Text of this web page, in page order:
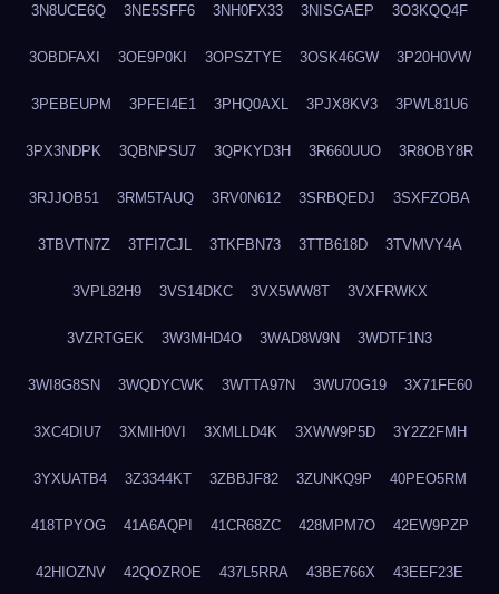
3N8UCE6Q 3NE5SFF6 3NH0FX33 3NISGAEP 3O3KQQ4F
3OBDFAXI 3OE9P0KI 3OPSZTYE 3OSK46GW 3P20H0VW
3PEBEUPM 3PFEI4E1 3PHQ0AXL 3PJX8KV3 3PWL81U6
3PX3NDPK 3QBNPSU7 3QPKYD3H 3R660UUO 3R8OBY8R
3RJJOB51 3RM5TAUQ 3RV0N612 3SRBQEDJ 3SXFZOBA
3TBVTN7Z 3TFI7CJL 3TKFBN73 3TTB618D 3TVMVY4A
3VPL82H9 3VS14DKC 3VX5WW8T 3VXFRWKX
3VZRTGEK 3W3MHD4O 3WAD8W9N 3WDTF1N3
3WI8G8SN 3WQDYCWK 3WTTA97N 3WU70G19 3X71FE60
3XC4DIU7 3XMIH0VI 3XMLLD4K 3XWW9P5D 3Y2Z2FMH
3YXUATB4 3Z3344KT 3ZBBJF82 3ZUNKQ9P 40PEO5RM
418TPYOG 41A6AQPI 41CR68ZC 428MPM7O 42EW9PZP
42HIOZNV 42QOZROE 437L5RRA 43BE766X 43EEF23E